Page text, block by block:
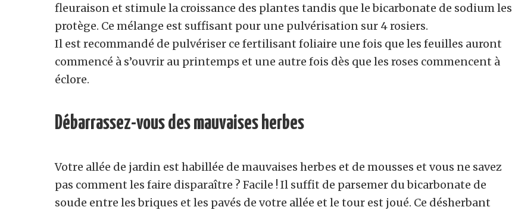
fleuraison et stimule la croissance des plantes tandis que le bicarbonate de sodium les
protège. Ce mélange est suffisant pour une pulvérisation sur 4 rosiers.
Il est recommandé de pulvériser ce fertilisant foliaire une fois que les feuilles auront
commencé à s’ouvrir au printemps et une autre fois dès que les roses commencent à
éclore.
Débarrassez-vous des mauvaises herbes
Votre allée de jardin est habillée de mauvaises herbes et de mousses et vous ne savez
pas comment les faire disparaître ? Facile ! Il suffit de parsemer du bicarbonate de
soude entre les briques et les pavés de votre allée et le tour est joué. Ce désherbant